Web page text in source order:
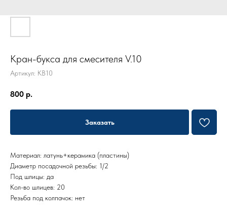
Кран-букса для смесителя V.10
Артикул: KB10
800 р.
Заказать
Материал: латунь+керамика (пластины)
Диаметр посадочной резьбы: 1/2
Под шлицы: да
Кол-во шлицев: 20
Резьба под колпачок: нет